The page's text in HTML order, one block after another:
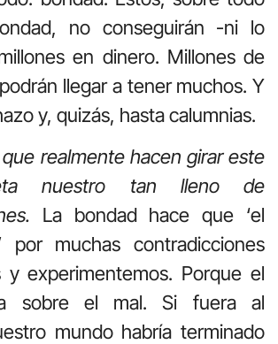
no conseguirán -ni lo
en dinero. Millones de
llegar a tener muchos. Y
y, quizás, hasta calumnias.
realmente hacen girar este
nuestro tan lleno de
La bondad hace que ‘el
por muchas contradicciones
y experimentemos. Porque el
sobre el mal. Si fuera al
mundo habría terminado